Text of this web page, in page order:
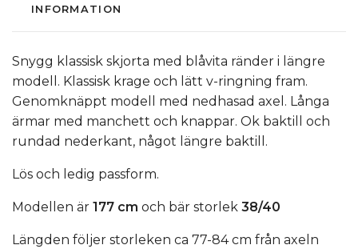
INFORMATION
Snygg klassisk skjorta med blåvita ränder i längre
modell. Klassisk krage och lätt v-ringning fram.
Genomknäppt modell med nedhasad axel. Långa
ärmar med manchett och knappar. Ok baktill och
rundad nederkant, något längre baktill.
Lös och ledig passform.
Modellen är 177 cm och bär storlek 38/40
Längden följer storleken ca 77-84 cm från axeln